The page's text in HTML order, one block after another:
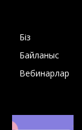
Біз
Байланыс
Вебинарлар